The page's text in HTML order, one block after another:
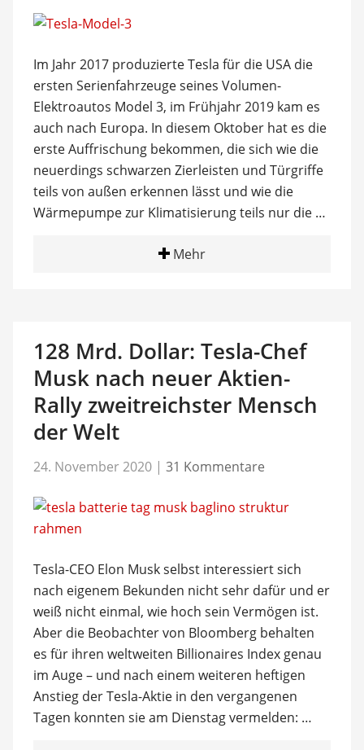
Im Jahr 2017 produzierte Tesla für die USA die
ersten Serienfahrzeuge seines Volumen-
Elektroautos Model 3, im Frühjahr 2019 kam es
auch nach Europa. In diesem Oktober hat es die
erste Auffrischung bekommen, die sich wie die
neuerdings schwarzen Zierleisten und Türgriffe
teils von außen erkennen lässt und wie die
Wärmepumpe zur Klimatisierung teils nur die …
Mehr
128 Mrd. Dollar: Tesla-Chef
Musk nach neuer Aktien-
Rally zweitreichster Mensch
der Welt
24. November 2020 | 31 Kommentare
Tesla-CEO Elon Musk selbst interessiert sich
nach eigenem Bekunden nicht sehr dafür und er
weiß nicht einmal, wie hoch sein Vermögen ist.
Aber die Beobachter von Bloomberg behalten
es für ihren weltweiten Billionaires Index genau
im Auge – und nach einem weiteren heftigen
Anstieg der Tesla-Aktie in den vergangenen
Tagen konnten sie am Dienstag vermelden: …